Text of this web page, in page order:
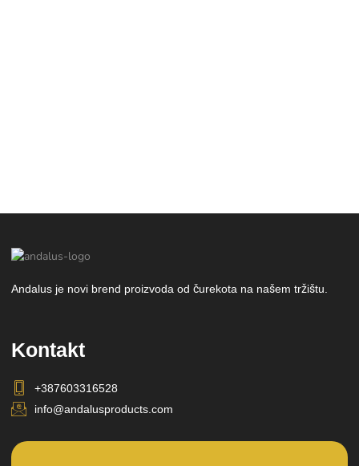
Andalus je novi brend proizvoda od čurekota na našem tržištu.
Kontakt
+387603316528
info@andalusproducts.com